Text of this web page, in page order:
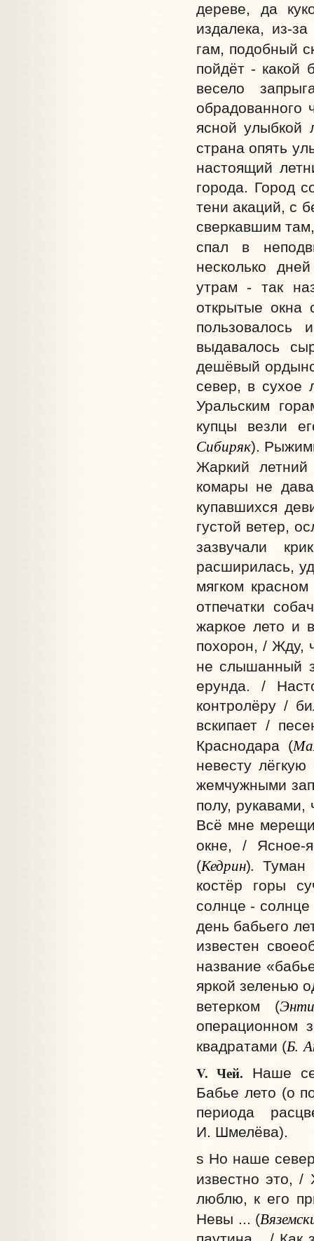
дереве, да
издалека, из-
гам, подобный
пойдёт - какой
весело
обрадованного
ясной улыбкой
страна опять
настоящий
города. Город
тени акаций, с
сверкавшим
спал в
несколько
утрам - так
открытые окна
выдавалось
дешёвый
север, в сухое
Уральским
купцы везли
Сибиряк).
Жаркий
комары не
купавшихся
густой ветер,
зазвучали
расширилась,
мягком
отпечатки
жаркое лето и
похорон, / Жду,
не слышанный
ерунда. /
контролёру /
вскипает /
Краснодара (
невесту
жемчужными
полу,
Всё мне
окне, / Ясное-
(Кедрин).
Туман
костёр горы
солнце - солнце
день бабьего
известен
название
яркой зеленью
ветерком (
операционном
квадратами (Б.
V. Чей. Наше
Бабье лето (о
периода
И. Шмелёва).
s Но наше
известно это, /
люблю, к его
Невы ... (